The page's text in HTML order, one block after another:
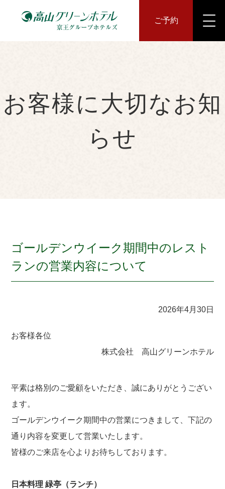
ご予約
お客様に大切なお知
らせ
ゴールデンウイーク期間中のレスト
ランの営業内容について
2026年4月30日
お客様各位
株式会社 高山グリーンホテル
平素は格別のご愛顧をいただき、誠にありがとうござい
ます。
ゴールデンウイーク期間中の営業につきまして、下記の
通り内容を変更して営業いたします。
皆様のご来店を心よりお待ちしております。
日本料理 緑亭（ランチ）